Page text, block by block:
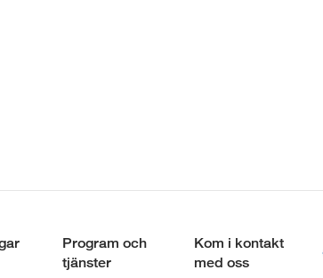
Program och
tjänster
Kom i kontakt
med oss